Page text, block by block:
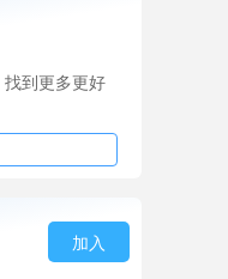
找到更多更好
加入